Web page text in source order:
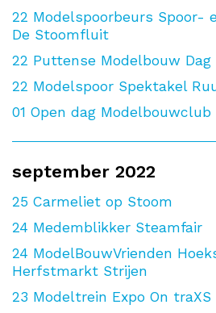
22 Modelspoorbeurs Spoor-
De Stoomfluit
22 Puttense Modelbouw Dag
22 Modelspoor Spektakel
01 Open dag Modelbouwclub
september 2022
25 Carmeliet op Stoom
24 Medemblikker Steamfair
24 ModelBouwVrienden
Herfstmarkt Strijen
23 Modeltrein Expo On traXS